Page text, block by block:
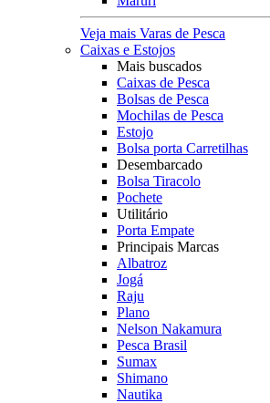
Veja mais Varas de Pesca
Caixas e Estojos
Mais buscados
Caixas de Pesca
Bolsas de Pesca
Mochilas de Pesca
Estojo
Bolsa porta Carretilhas
Desembarcado
Bolsa Tiracolo
Pochete
Utilitário
Porta Empate
Principais Marcas
Albatroz
Jogá
Raju
Plano
Nelson Nakamura
Pesca Brasil
Sumax
Shimano
Nautika